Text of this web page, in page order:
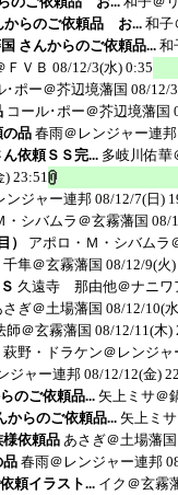
からのご依頼品 お...和子
さんからのご依頼品... 和
ＦＶＢ 08/12/3(水) 0:35
･ポー＠芥辺境藩国 08/12/
コール･ポー＠芥辺境藩国
の品春雨＠レンジャー連邦
依頼ＳＳ完... 多岐川佑華
23:51
ンジャー連邦 08/12/7(日)
・シバムラ＠玄霧藩国 08/
）
アポロ・Ｍ・シバムラ
千隼＠玄霧藩国 08/12/9(火
久遠寺 那由他＠ナニワ
さぎ＠土場藩国 08/12/10(
師＠玄霧藩国 08/12/11(木)
野・ドラケン＠レンジャ
ジャー連邦 08/12/12(金)
のご依頼品... 矢上ミサ＠
らのご依頼品... 矢上ミ
様依頼品 あさぎ＠土場藩国
品春雨＠レンジャー連邦
頼イラスト... イク＠玄霧